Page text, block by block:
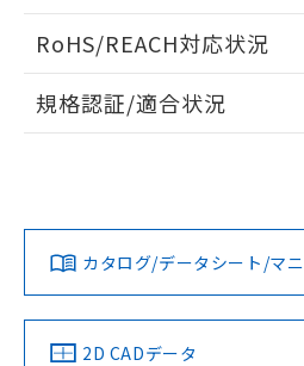
タイムチャート
A: 100mm以上、B: 70mm以上
検出物体の大きさと材質による影響
ドすることができます。
ログイン/会
ダウンロードデータをご利用いた
みください。
ソフトウェアの使用条件
RoHS/REACH対応状況
EU RoHS 注意事項・凡例
対応済み
中国 RoHS 注意事項・凡例
規格認証/適合状況
LR型式承認
（イギリス
船舶規格）
DNV型式承認
（ノルウェー
カタログ/データシート/マ
2D CADデータ